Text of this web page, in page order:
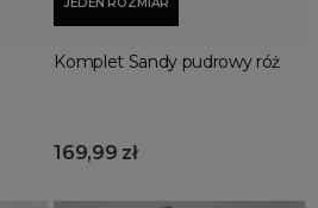
Komplet Sandy pudrowy róż
169,99 zł